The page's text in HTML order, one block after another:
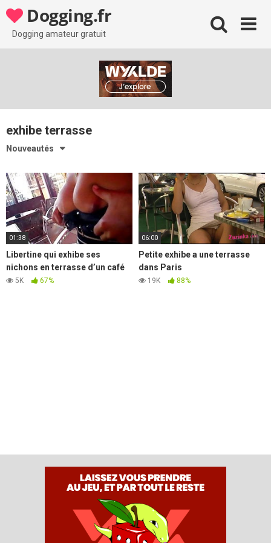
to
content
Dogging.fr
Dogging amateur gratuit
exhibe terrasse
Nouveautés
01:38
Libertine qui exhibe ses
nichons en terrasse d’un café
5K 67%
06:00
Petite exhibe a une terrasse
dans Paris
19K 88%